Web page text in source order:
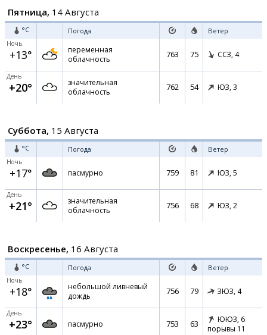
Пятница, 14 Августа
°C Погода Ветер
Ночь
+13°
переменная
облачность
763 75 ССЗ, 4
День
+20°
значительная
облачность
762 54 ЮЗ, 3
Суббота, 15 Августа
°C Погода Ветер
Ночь
+17° пасмурно 759 81 ЮЗ, 5
День
+21°
значительная
облачность
756 68 ЮЗ, 2
Воскресенье, 16 Августа
°C Погода Ветер
Ночь
+18°
небольшой ливневый
дождь
756 79 ЗЮЗ, 4
День
+23° пасмурно 753 63 ЮЮЗ, 6
порывы 11